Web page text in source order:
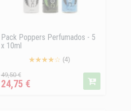
Pack Poppers Perfumados - 5
x 10ml
(4)
Precio
regular
49,50 €Precio
24,75 €